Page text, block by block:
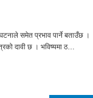
समेत प्रभाव पार्ने बताउँछ ।
दावी छ । भविष्यमा ठ…